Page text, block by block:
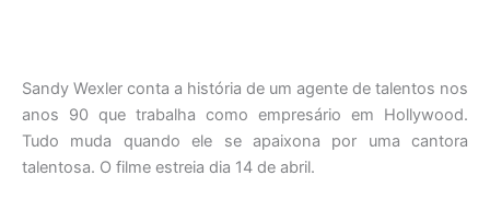
Sandy Wexler conta a história de um agente de talentos nos
anos 90 que trabalha como empresário em Hollywood.
Tudo muda quando ele se apaixona por uma cantora
talentosa. O filme estreia dia 14 de abril.